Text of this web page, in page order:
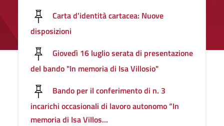
Carta d'identità cartacea: Nuove
disposizioni
Giovedì 16 luglio serata di presentazione
del bando "In memoria di Isa Villosio"
Bando per il conferimento di n. 3
incarichi occasionali di lavoro autonomo “In
memoria di Isa Villos...